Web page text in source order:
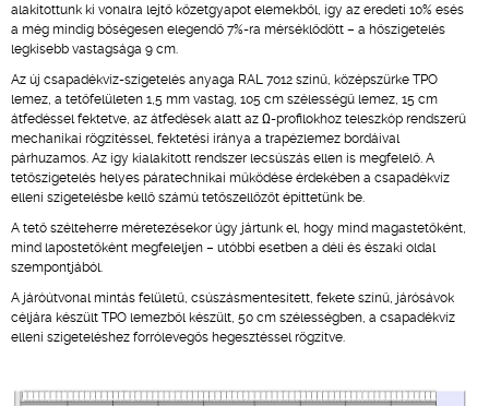
alakítottunk ki vonalra lejtő kőzetgyapot elemekből, így az eredeti 10% esés
a még mindig bőségesen elegendő 7%-ra mérséklődött – a hőszigetelés
legkisebb vastagsága 9 cm.
Az új csapadékvíz-szigetelés anyaga RAL 7012 színű, középszürke TPO
lemez, a tetőfelületen 1,5 mm vastag, 105 cm szélességű lemez, 15 cm
átfedéssel fektetve, az átfedések alatt az Ω-profilokhoz teleszkóp rendszerű
mechanikai rögzítéssel, fektetési iránya a trapézlemez bordáival
párhuzamos. Az így kialakított rendszer lecsúszás ellen is megfelelő. A
tetőszigetelés helyes páratechnikai működése érdekében a csapadékvíz
elleni szigetelésbe kellő számú tetőszellőzőt építtetünk be.
A tető szélteherre méretezésekor úgy jártunk el, hogy mind magastetőként,
mind lapostetőként megfeleljen – utóbbi esetben a déli és északi oldal
szempontjából.
A járóútvonal mintás felületű, csúszásmentesített, fekete színű, járósávok
céljára készült TPO lemezből készült, 50 cm szélességben, a csapadékvíz
elleni szigeteléshez forrólevegős hegesztéssel rögzítve.